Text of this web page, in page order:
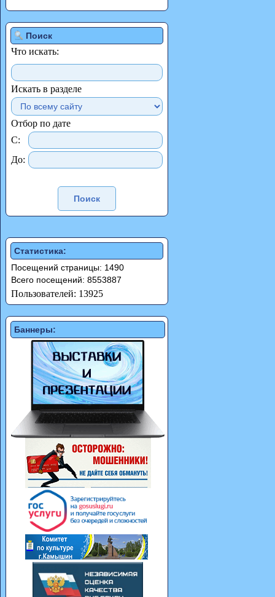
Поиск
Что искать:
Искать в разделе
Отбор по дате
С:
До:
Статистика:
Посещений страницы: 1490
Всего посещений: 8553887
Пользователей: 13925
Баннеры: